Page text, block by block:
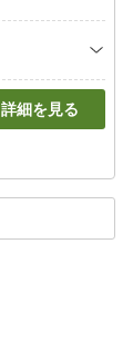
詳細を見る